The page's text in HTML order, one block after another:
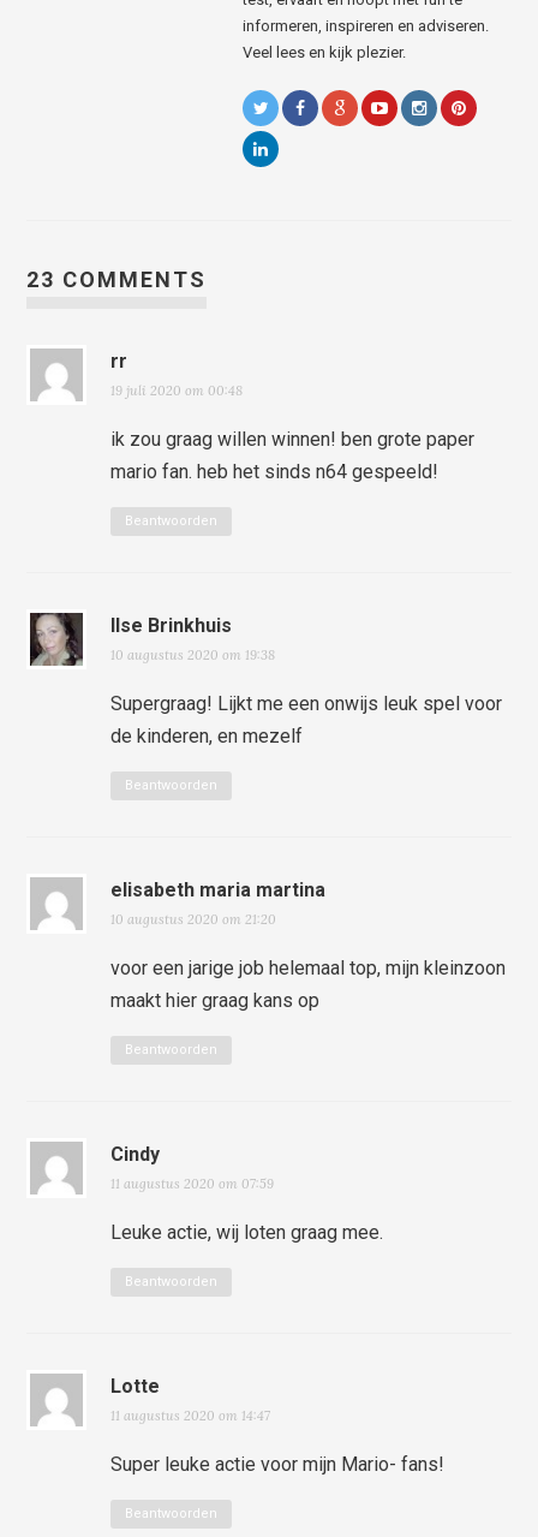
informeren, inspireren en adviseren.
Veel lees en kijk plezier.
23 COMMENTS
rr
19 juli 2020 om 00:48
ik zou graag willen winnen! ben grote paper
mario fan. heb het sinds n64 gespeeld!
Beantwoorden
Ilse Brinkhuis
10 augustus 2020 om 19:38
Supergraag! Lijkt me een onwijs leuk spel voor
de kinderen, en mezelf
Beantwoorden
elisabeth maria martina
10 augustus 2020 om 21:20
voor een jarige job helemaal top, mijn kleinzoon
maakt hier graag kans op
Beantwoorden
Cindy
11 augustus 2020 om 07:59
Leuke actie, wij loten graag mee.
Beantwoorden
Lotte
11 augustus 2020 om 14:47
Super leuke actie voor mijn Mario- fans!
Beantwoorden